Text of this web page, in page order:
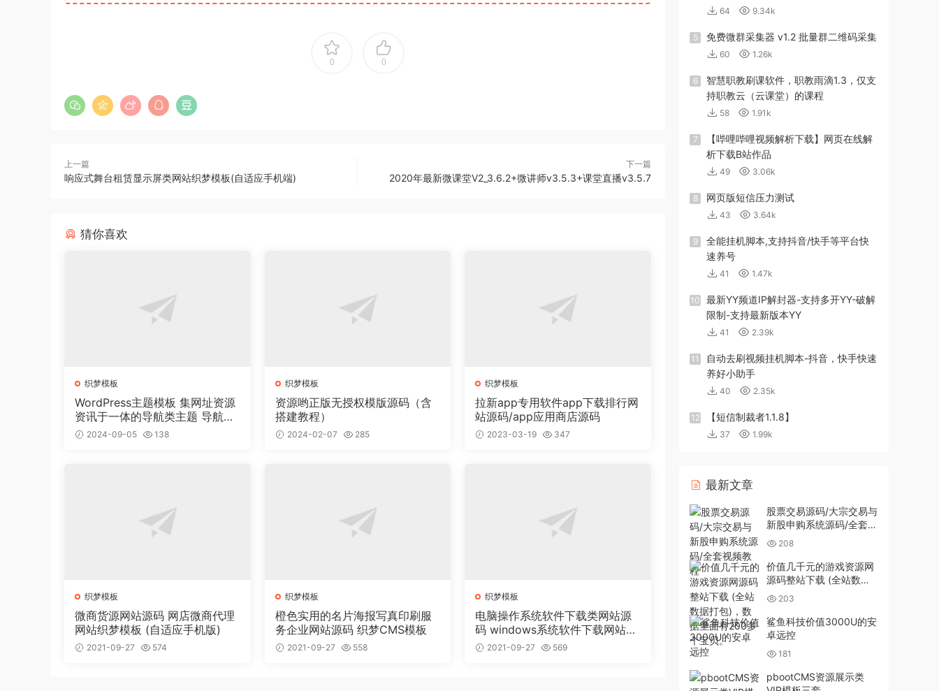
0 0
上一篇
响应式舞台租赁显示屏类网站织梦模板(自适应手机端)
下一篇
2020年最新微课堂V2_3.6.2+微讲师v3.5.3+课堂直播v3.5.7
猜你喜欢
织梦模板
WordPress主题模板 集网址资源
资讯于一体的导航类主题 导航主
题垂直行业模板
2024-09-05 138
织梦模板
资源哟正版无授权模版源码（含
搭建教程）
2024-02-07 285
织梦模板
拉新app专用软件app下载排行网
站源码/app应用商店源码
2023-03-19 347
织梦模板
微商货源网站源码 网店微商代理
网站织梦模板 (自适应手机版)
2021-09-27 574
织梦模板
橙色实用的名片海报写真印刷服
务企业网站源码 织梦CMS模板
2021-09-27 558
织梦模板
电脑操作系统软件下载类网站源
码 windows系统软件下载网站织
梦模板
2021-09-27 569
64 9.34k
5 免费微群采集器 v1.2 批量群二维码采集
60 1.26k
6
智慧职教刷课软件，职教雨滴1.3，仅支
持职教云（云课堂）的课程
58 1.91k
7
【哔哩哔哩视频解析下载】网页在线解
析下载B站作品
49 3.06k
8 网页版短信压力测试
43 3.64k
9
全能挂机脚本,支持抖音/快手等平台快
速养号
41 1.47k
10
最新YY频道IP解封器-支持多开YY-破解
限制-支持最新版本YY
41 2.39k
11
自动去刷视频挂机脚本-抖音，快手快速
养好小助手
40 2.35k
12 【短信制裁者1.1.8】
37 1.99k
最新文章
股票交易源码/大宗交易与
新股申购系统源码/全套视
频教程
208
价值几千元的游戏资源网
源码整站下载 (全站数据
打包)，数据里面有200多
个宝贝。
203
鲨鱼科技价值3000U的安
卓远控
181
pbootCMS资源展示类